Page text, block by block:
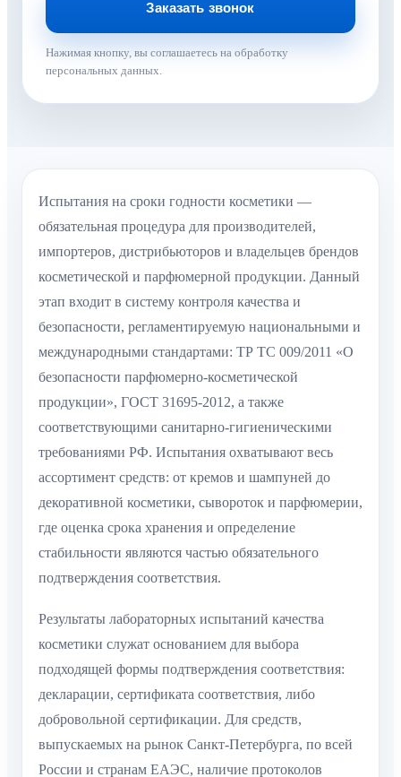
Нажимая кнопку, вы соглашаетесь на обработку
персональных данных.
Испытания на сроки годности косметики —
обязательная процедура для производителей,
импортеров, дистрибьюторов и владельцев брендов
косметической и парфюмерной продукции. Данный
этап входит в систему контроля качества и
безопасности, регламентируемую национальными и
международными стандартами: ТР ТС 009/2011 «О
безопасности парфюмерно-косметической
продукции», ГОСТ 31695-2012, а также
соответствующими санитарно-гигиеническими
требованиями РФ. Испытания охватывают весь
ассортимент средств: от кремов и шампуней до
декоративной косметики, сывороток и парфюмерии,
где оценка срока хранения и определение
стабильности являются частью обязательного
подтверждения соответствия.
Результаты лабораторных испытаний качества
косметики служат основанием для выбора
подходящей формы подтверждения соответствия:
декларации, сертификата соответствия, либо
добровольной сертификации. Для средств,
выпускаемых на рынок Санкт-Петербурга, по всей
России и странам ЕАЭС, наличие протоколов